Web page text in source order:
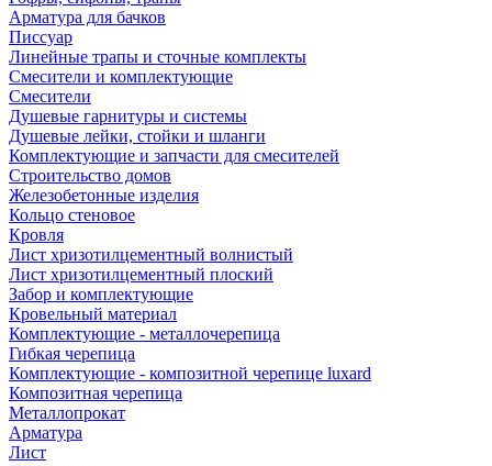
Арматура для бачков
Писсуар
Линейные трапы и сточные комплекты
Смесители и комплектующие
Смесители
Душевые гарнитуры и системы
Душевые лейки, стойки и шланги
Комплектующие и запчасти для смесителей
Строительство домов
Железобетонные изделия
Кольцо стеновое
Кровля
Лист хризотилцементный волнистый
Лист хризотилцементный плоский
Забор и комплектующие
Кровельный материал
Комплектующие - металлочерепица
Гибкая черепица
Комплектующие - композитной черепице luxard
Композитная черепица
Металлопрокат
Арматура
Лист